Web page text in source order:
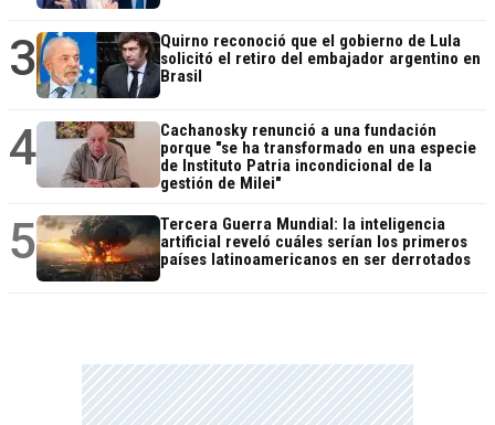
3
Quirno reconoció que el gobierno de Lula
solicitó el retiro del embajador argentino en
Brasil
4
Cachanosky renunció a una fundación
porque "se ha transformado en una especie
de Instituto Patria incondicional de la
gestión de Milei"
5
Tercera Guerra Mundial: la inteligencia
artificial reveló cuáles serían los primeros
países latinoamericanos en ser derrotados